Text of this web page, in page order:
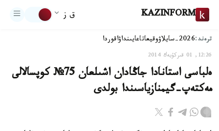
KAZINFORM ق ز
ترەند:2026-سايلاۋ وقيعاتاعايىنداۋاقوردا
12:26, 01 قىركۇيەك 2014
ەلباسى استانادا جاڭادان اشىلعان 75№ كوپسالالى
مەكتەپ-گيمنازياسىندا بولدى